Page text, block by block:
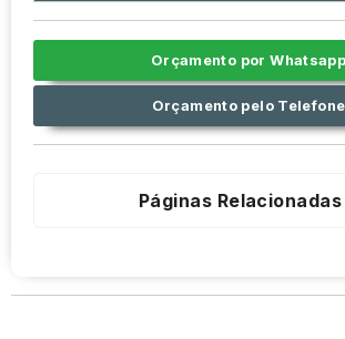
Orçamento por Whatsapp
Orçamento pelo Telefone
Páginas Relacionadas